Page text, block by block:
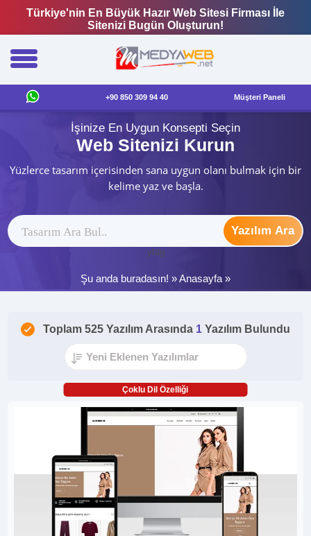
Türkiye'nin En Büyük Hazır Web Sitesi Firması İle
Sitenizi Bugün Oluşturun!
+90 850 309 94 40 Müşteri Paneli
İşinize En Uygun Konsepti Seçin
Web Sitenizi Kurun
Yüzlerce tasarım içerisinden sana uygun olanı bulmak için bir
kelime yaz ve başla.
Yazılım Ara
ytag
Şu anda buradasın! »Anasayfa »
Toplam 525 Yazılım Arasında 1 Yazılım Bulundu
Çoklu Dil Özelliği